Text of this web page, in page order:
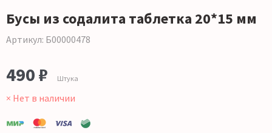
Бусы из содалита таблетка 20*15 мм
Артикул: Б00000478
490 ₽ Штука
× Нет в наличии